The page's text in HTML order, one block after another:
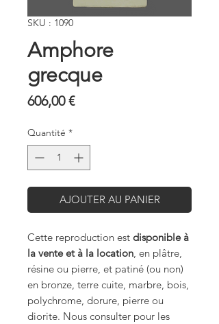
SKU : 1090
Amphore
grecque
606,00 €Prix
Quantité *
AJOUTER AU PANIER
Cette reproduction est disponible à
la vente et à la location, en plâtre,
résine ou pierre, et patiné (ou non)
en bronze, terre cuite, marbre, bois,
polychrome, dorure, pierre ou
diorite. Nous consulter pour les